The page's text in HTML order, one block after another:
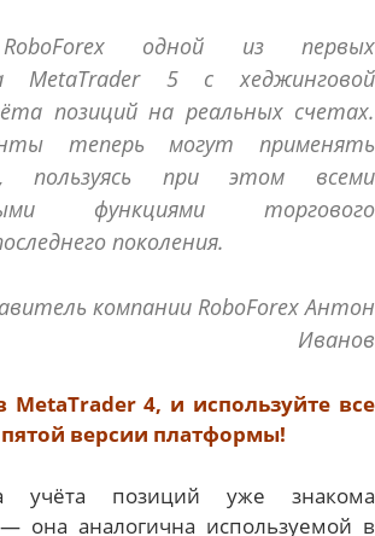
одной из первых
MetaTrader 5 с хеджинговой
позиций на реальных счетах.
теперь могут применять
пользуясь при этом всеми
функциями торгового
поколения.
компании RoboForexАнтон
Иванов
MetaTrader 4, и используйте все
пятой версии платформы!
учёта позиций уже знакома
она аналогична используемой в